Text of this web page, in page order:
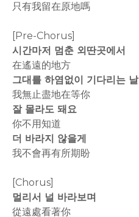
只有我留在原地嗎
[Pre-Chorus]
시간마저 멈춘 외딴곳에서
在遙遠的地方
그대를 하염없이 기다리는 날
我無止盡地在等你
잘 몰라도 돼요
你不用知道
더 바라지 않을게
我不會再有所期盼
[Chorus]
멀리서 널 바라보며
從遠處看著你